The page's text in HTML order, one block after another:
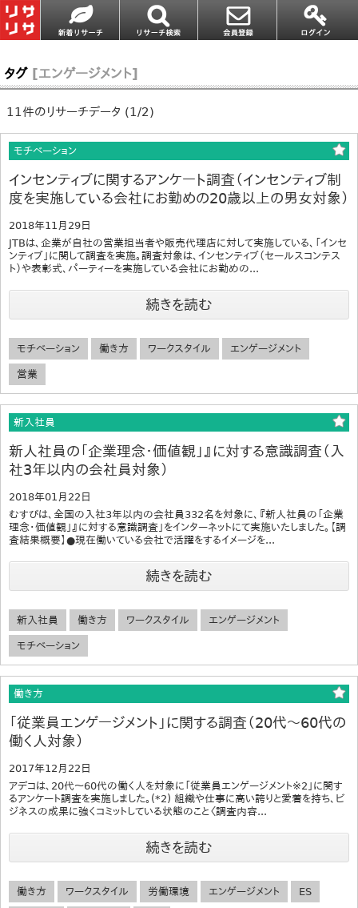
タグ [エンゲージメント]
11件のリサーチデータ (1/2)
モチベーション
インセンティブに関するアンケート調査（インセンティブ制
度を実施している会社にお勤めの20歳以上の男女対象）
2018年11月29日
JTBは、企業が自社の営業担当者や販売代理店に対して実施している、「インセ
ンティブ」に関して調査を実施。調査対象は、インセンティブ（セールスコンテス
ト）や表彰式、パーティーを実施している会社にお勤めの...
続きを読む
モチベーション 働き方 ワークスタイル エンゲージメント
営業
新入社員
新人社員の「企業理念・価値観」』に対する意識調査（入
社3年以内の会社員対象）
2018年01月22日
むすびは、全国の入社3年以内の会社員332名を対象に、『新人社員の「企業
理念・価値観」』に対する意識調査」をインターネットにて実施いたしました。【調
査結果概要】●現在働いている会社で活躍をするイメージを...
続きを読む
新入社員 働き方 ワークスタイル エンゲージメント
モチベーション
働き方
「従業員エンゲージメント」に関する調査（20代～60代の
働く人対象）
2017年12月22日
アデコは、20代～60代の働く人を対象に「従業員エンゲージメント※2」に関す
るアンケート調査を実施しました。(*2) 組織や仕事に高い誇りと愛着を持ち、ビ
ジネスの成果に強くコミットしている状態のこと〈調査内容...
続きを読む
働き方 ワークスタイル 労働環境 エンゲージメント ES